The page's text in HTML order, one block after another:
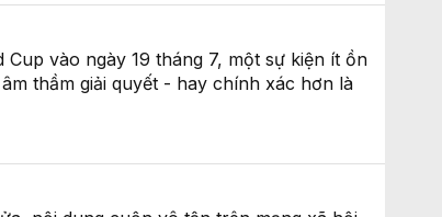
vào ngày 19 tháng 7, một sự kiện ít ồn
thầm giải quyết - hay chính xác hơn là